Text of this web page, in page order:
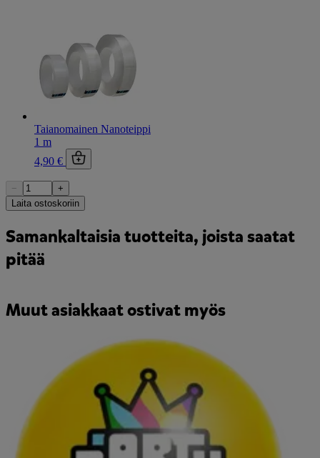
Taianomainen Nanoteippi
1 m
4,90 €
−
+
Laita ostoskoriin
Samankaltaisia tuotteita, joista saatat
pitää
Muut asiakkaat ostivat myös